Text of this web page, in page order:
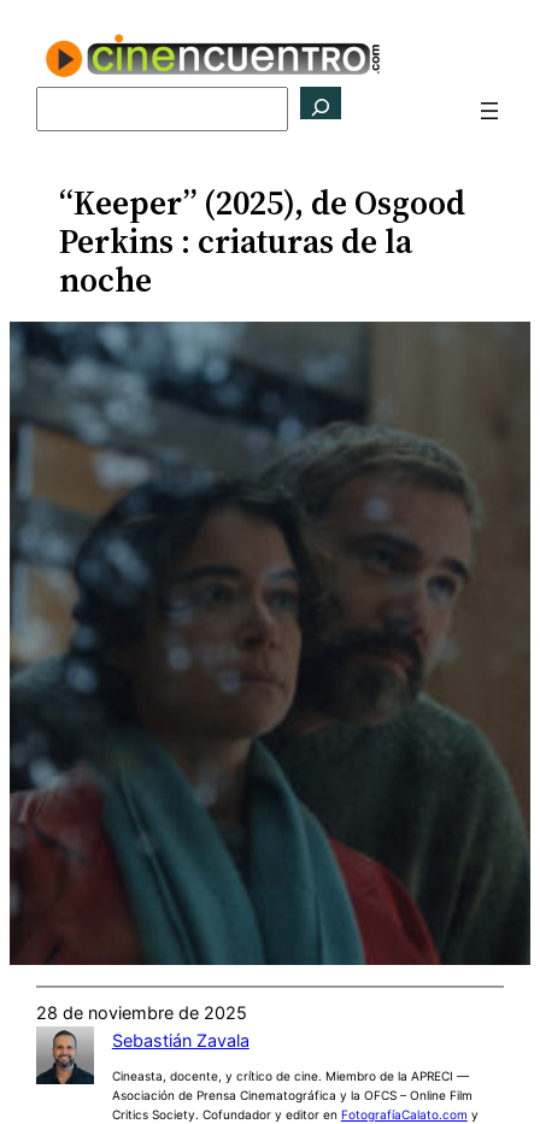
contenido
“Keeper” (2025), de Osgood
Perkins : criaturas de la
noche
28 de noviembre de 2025
Sebastián Zavala
Cineasta, docente, y crítico de cine. Miembro de la APRECI —
Asociación de Prensa Cinematográfica y la OFCS – Online Film
Critics Society. Cofundador y editor en FotografíaCalato.com y